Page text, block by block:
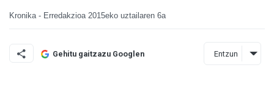
Kronika - Erredakzioa 2015eko uztailaren 6a
Gehitu gaitzazu Googlen Entzun